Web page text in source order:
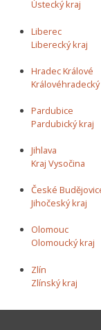
Ústecký kraj
Liberec
Liberecký kraj
Hradec Králové
Pardubice
Pardubický kraj
Jihlava
Kraj Vysočina
České
Jihočeský kraj
Olomouc
Olomoucký kraj
Zlín
Zlínský kraj